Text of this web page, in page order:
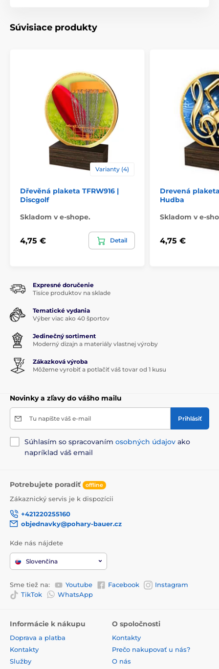
Súvisiace produkty
Varianty (4)
Dřevěná plaketa TFRW916 |
Discgolf
Skladom v e-shope.
4,75 € Detail
Drevená
Hudba
Skladom v e-
4,75 €
Expresné doručenie
Tisíce produktov na sklade
Tematické vydania
Výber viac ako 40 športov
Jedinečný sortiment
Moderný dizajn a materiály vlastnej výroby
Zákazková výroba
Môžeme vyrobiť a potlačiť váš tovar od 1 kusu
Novinky a zľavy do vášho mailu
Tu napíšte váš e-mail Prihlásiť
Súhlasím so spracovaním osobných údajov ako
napríklad váš email
Potrebujete poradiť offline
Zákaznický servis je k dispozícii
+421220255160
objednavky@pohary-bauer.cz
Kde nás nájdete
Slovenčina
Sme tiež na: Youtube Facebook
Instagram
TikTok
WhatsApp
Informácie k nákupu
Doprava a platba
Kontakty
Služby
O spoločnosti
Kontakty
Prečo nakupovať u nás?
O nás